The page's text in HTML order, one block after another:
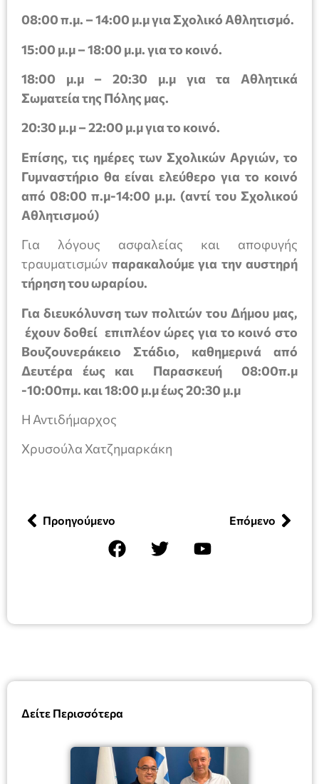
Δείτε Περισσότερα
08:00 π.μ. – 14:00 μ.μ για Σχολικό Αθλητισμό.
15:00 μ.μ – 18:00 μ.μ. για το κοινό.
18:00 μ.μ – 20:30 μ.μ για τα Αθλητικά
Σωματεία της Πόλης μας.
20:30 μ.μ – 22:00 μ.μ για το κοινό.
Επίσης, τις ημέρες των Σχολικών Αργιών, το
Γυμναστήριο θα είναι ελεύθερο για το κοινό
από 08:00 π.μ-14:00 μ.μ. (αντί του Σχολικού
Αθλητισμού)
Για λόγους ασφαλείας και αποφυγής
τραυματισμών παρακαλούμε για την αυστηρή
τήρηση του ωραρίου.
Για διευκόλυνση των πολιτών του Δήμου μας,
έχουν δοθεί επιπλέον ώρες για το κοινό στο
Βουζουνεράκειο Στάδιο, καθημερινά από
Δευτέρα έως και Παρασκευή 08:00π.μ
-10:00πμ. και 18:00 μ.μ έως 20:30 μ.μ
Η Αντιδήμαρχος
Χρυσούλα Χατζημαρκάκη
Προηγούμενο Επόμενο